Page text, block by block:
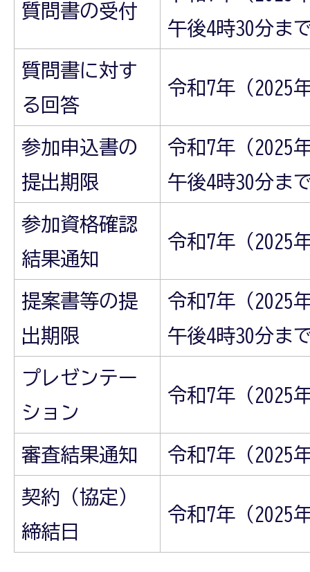
質問書の受付
午後4時30分ま
質問書に対す
る回答
令和7年（2025
参加申込書の
提出期限
令和7年（2025
午後4時30分ま
参加資格確認
結果通知
令和7年（2025
提案書等の提
出期限
令和7年（2025
午後4時30分ま
プレゼンテー
ション
令和7年（2025
審査結果通知 令和7年（2025
契約（協定）
締結日
令和7年（2025